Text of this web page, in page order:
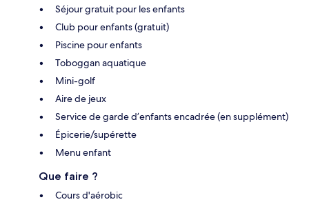
Séjour gratuit pour les enfants
Club pour enfants (gratuit)
Piscine pour enfants
Toboggan aquatique
Mini-golf
Aire de jeux
Service de garde d’enfants encadrée (en supplément)
Épicerie/supérette
Menu enfant
Que faire ?
Cours d'aérobic